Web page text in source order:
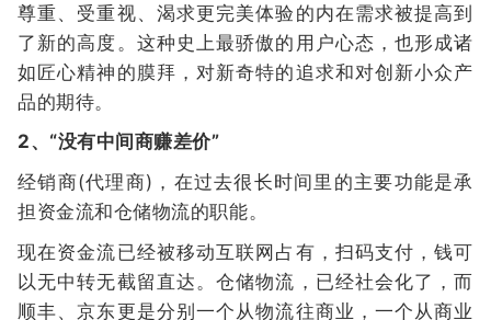
尊重、受重视、渴求更完美体验的内在需求被提高到
了新的高度。这种史上最骄傲的用户心态，也形成诸
如匠心精神的膜拜，对新奇特的追求和对创新小众产
品的期待。
2、“没有中间商赚差价”
经销商(代理商)，在过去很长时间里的主要功能是承
担资金流和仓储物流的职能。
现在资金流已经被移动互联网占有，扫码支付，钱可
以无中转无截留直达。仓储物流，已经社会化了，而
顺丰、京东更是分别一个从物流往商业，一个从商业